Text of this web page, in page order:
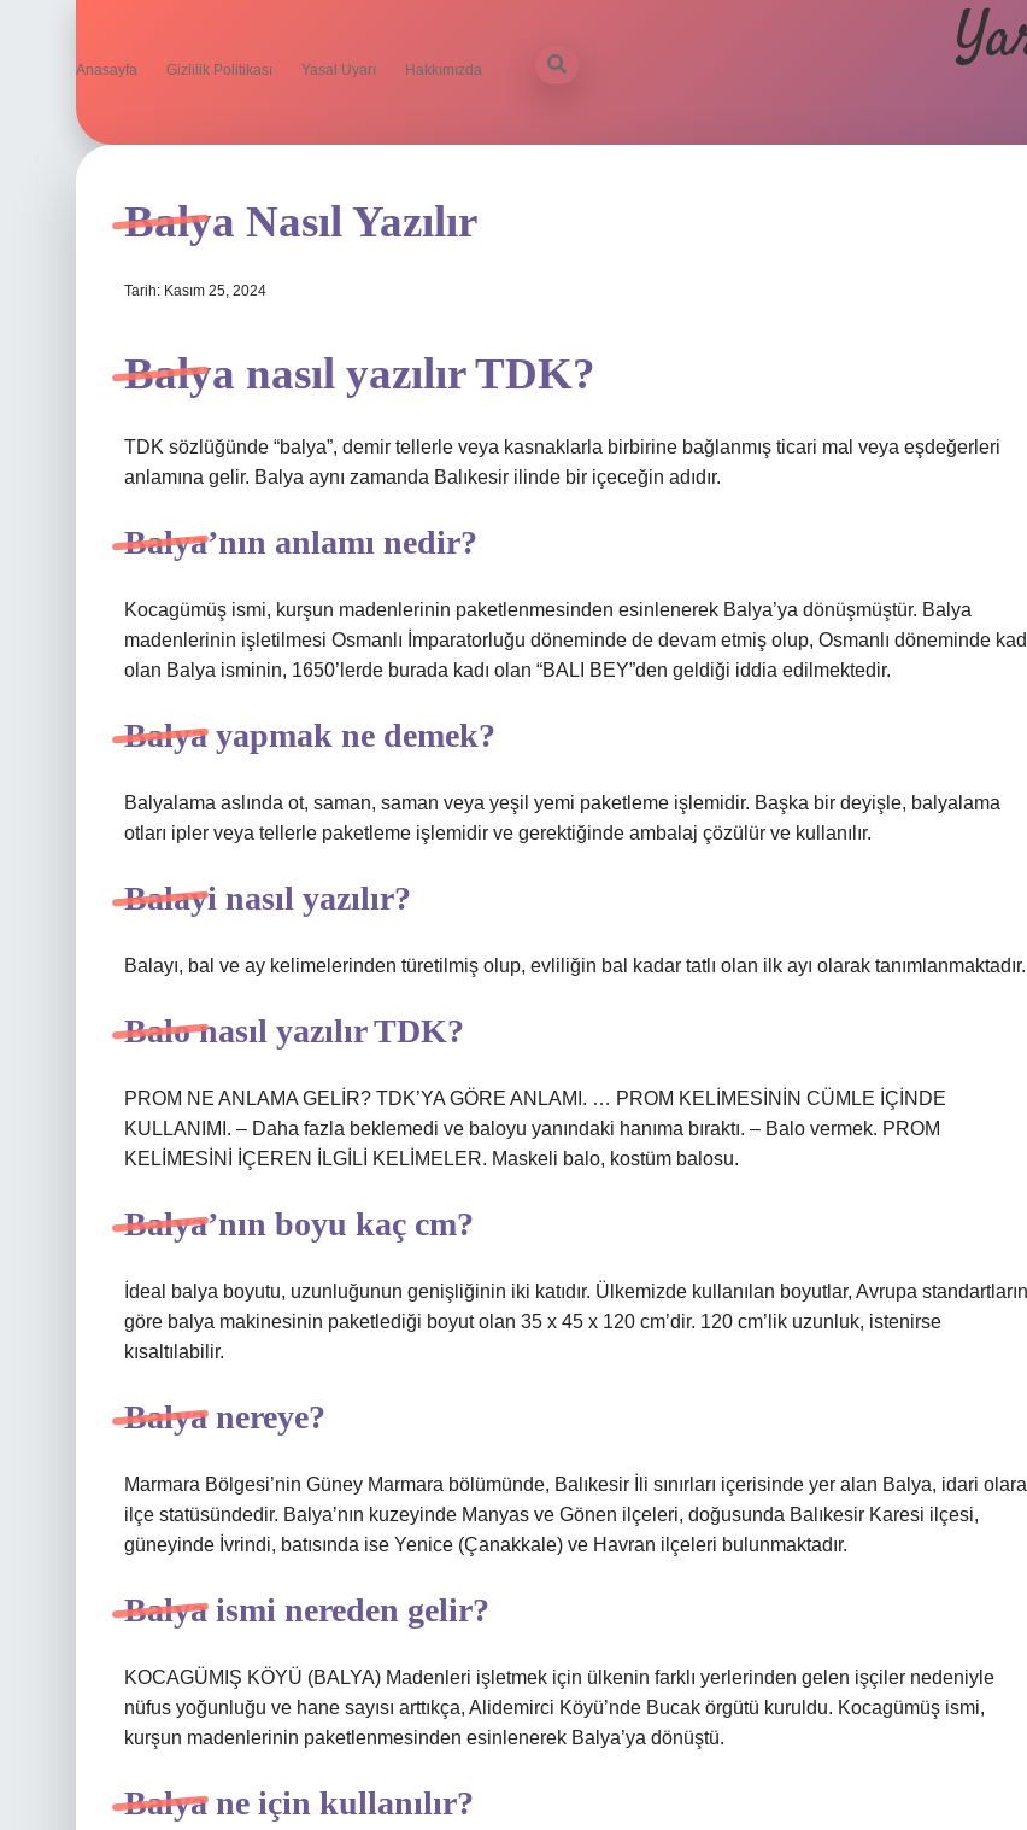
Anasayfa Gizlilik Politikası Yasal Uyarı Hakkımızda
Balya Nasıl Yazılır
Tarih: Kasım 25, 2024
Balya nasıl yazılır TDK?
TDK sözlüğünde “balya”, demir tellerle veya kasnaklarla birbirine bağlanmış ticari mal veya eşdeğerleri
anlamına gelir. Balya aynı zamanda Balıkesir ilinde bir içeceğin adıdır.
Balya’nın anlamı nedir?
Kocagümüş ismi, kurşun madenlerinin paketlenmesinden esinlenerek Balya’ya dönüşmüştür. Balya
madenlerinin işletilmesi Osmanlı İmparatorluğu döneminde de devam etmiş olup, Osmanlı döneminde
olan Balya isminin, 1650’lerde burada kadı olan “BALI BEY”den geldiği iddia edilmektedir.
Balya yapmak ne demek?
Balyalama aslında ot, saman, saman veya yeşil yemi paketleme işlemidir. Başka bir deyişle, balyalama
otları ipler veya tellerle paketleme işlemidir ve gerektiğinde ambalaj çözülür ve kullanılır.
Balayi nasıl yazılır?
Balayı, bal ve ay kelimelerinden türetilmiş olup, evliliğin bal kadar tatlı olan ilk ayı olarak tanımlanmaktadır.
Balo nasıl yazılır TDK?
PROM NE ANLAMA GELİR? TDK’YA GÖRE ANLAMI. … PROM KELİMESİNİN CÜMLE İÇİNDE
KULLANIMI. – Daha fazla beklemedi ve baloyu yanındaki hanıma bıraktı. – Balo vermek. PROM
KELİMESİNİ İÇEREN İLGİLİ KELİMELER. Maskeli balo, kostüm balosu.
Balya’nın boyu kaç cm?
İdeal balya boyutu, uzunluğunun genişliğinin iki katıdır. Ülkemizde kullanılan boyutlar, Avrupa
göre balya makinesinin paketlediği boyut olan 35 x 45 x 120 cm’dir. 120 cm’lik uzunluk, istenirse
kısaltılabilir.
Balya nereye?
Marmara Bölgesi’nin Güney Marmara bölümünde, Balıkesir İli sınırları içerisinde yer alan Balya, idari
ilçe statüsündedir. Balya’nın kuzeyinde Manyas ve Gönen ilçeleri, doğusunda Balıkesir Karesi ilçesi,
güneyinde İvrindi, batısında ise Yenice (Çanakkale) ve Havran ilçeleri bulunmaktadır.
Balya ismi nereden gelir?
KOCAGÜMIŞ KÖYÜ (BALYA) Madenleri işletmek için ülkenin farklı yerlerinden gelen işçiler nedeniyle
nüfus yoğunluğu ve hane sayısı arttıkça, Alidemirci Köyü’nde Bucak örgütü kuruldu. Kocagümüş ismi,
kurşun madenlerinin paketlenmesinden esinlenerek Balya’ya dönüştü.
Balya ne için kullanılır?